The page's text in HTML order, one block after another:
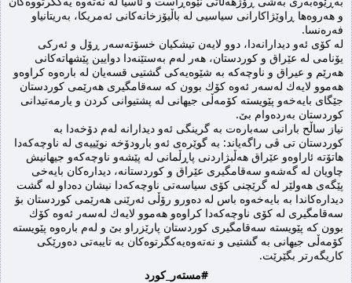
فەرەنسا‌.
كوردستان به‌رده‌وام بێ‌.
كاریگه‌رتر بگێرێت.
#مستەر_كورد